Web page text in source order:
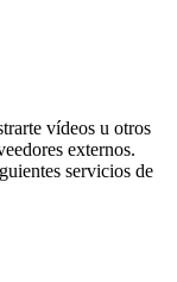
vídeos u otros
externos.
servicios de